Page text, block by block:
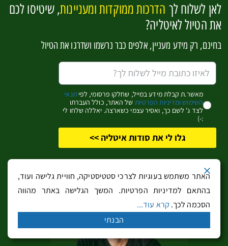
פינת ההזמנות וההנחות
כדאי לעבור בין הלשוניות!
רכב שכור (בהנחה)
לחצו כאן לחיפוש רכב שכור במחיריםמעולים
או – חפשו מכאן:
האתר משתמש בעוגיות לצרכי סטטיסטיקה, חוויית גלישה ועוד,
בהתאם למדיניות הפרטיות. המשך הגלישה באתר מהווה
הסכמה לכך. קרא עוד...
הבנתי
לאן לשלוח לך הדרכות ממוקדות ומעניינות, שיטיסו לכם
את הטיול לאיטליה?
בחינם, רק מידע מעניין, אלפים כבר נרשמו ושדרגו את הטיול
מאשר.ת קבלת מידע במייל, שחלקו פרסומי, לפיתנאי
השימוש ומדיניות הפרטיות של האתר, כולל העברתו
לצד ג' לשם כך, ואסיר עצמי כשארצה. יאללה שלחו לי
:-)
גלו לי את סודות איטליה >>